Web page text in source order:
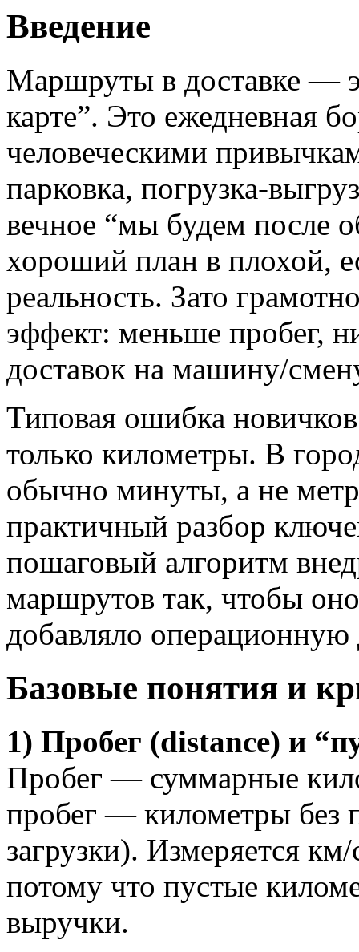
Введение
Маршруты в доставке —
карте”. Это ежедневная
человеческими
парковка, погрузка-
вечное “мы будем после
хороший план в плохой,
реальность. Зато
эффект: меньше пробег,
доставок на машину/
Типовая ошибка
только километры. В
обычно минуты, а не
практичный разбор
пошаговый алгоритм
маршрутов так, чтобы
добавляло операционную
Базовые понятия и
1) Пробег (distance) и
Пробег — суммарные
пробег — километры без
загрузки). Измеряется
потому что пустые
выручки.